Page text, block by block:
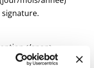
signature.
span>,
ce